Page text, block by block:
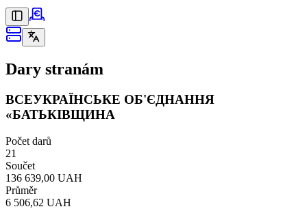
Dary stranám
ВСЕУКРАЇНСЬКЕ ОБ'ЄДНАННЯ
«БАТЬКІВЩИНА
Počet darů
21
Součet
136 639,00 UAH
Průměr
6 506,62 UAH